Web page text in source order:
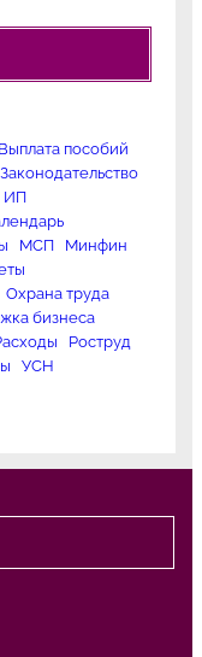
Выплата пособий
Законодательство
ИП
МСП
Минфин
Охрана труда
бизнеса
Роструд
УСН